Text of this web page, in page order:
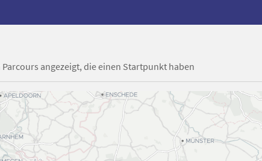
angezeigt, die einen Startpunkt haben